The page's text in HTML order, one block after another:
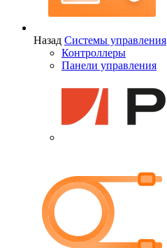
Назад Системы управления
Контроллеры
Панели управления